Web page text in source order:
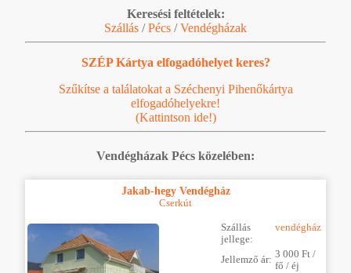
Keresési feltételek:
Szállás /Pécs /Vendégházak
SZÉP Kártya elfogadóhelyet keres?
Szűkítse a találatokat a Széchenyi Pihenőkártya
elfogadóhelyekre!
(Kattintson ide!)
Vendégházak Pécs közelében:
Jakab-hegy Vendégház
Cserkút
Szállás
jellege:
vendégház
Jellemző ár: 3 000 Ft /
fő / éj